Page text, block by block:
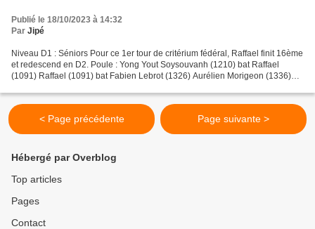
Publié le 18/10/2023 à 14:32
Par Jipé
Niveau D1 : Séniors Pour ce 1er tour de critérium fédéral, Raffael finit 16ème
et redescend en D2. Poule : Yong Yout Soysouvanh (1210) bat Raffael
(1091) Raffael (1091) bat Fabien Lebrot (1326) Aurélien Morigeon (1336)
< Page précédente Page suivante >
Hébergé par Overblog
Top articles
Pages
Contact